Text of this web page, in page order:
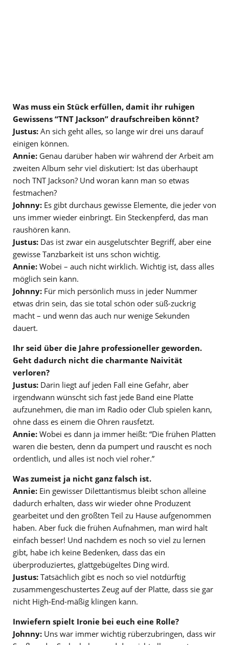
Was muss ein Stück erfüllen, damit ihr ruhigen
Gewissens “TNT Jackson” draufschreiben könnt?
Justus: An sich geht alles, so lange wir drei uns darauf
einigen können.
Annie: Genau darüber haben wir während der Arbeit am
zweiten Album sehr viel diskutiert: Ist das überhaupt
noch TNT Jackson? Und woran kann man so etwas
festmachen?
Johnny: Es gibt durchaus gewisse Elemente, die jeder von
uns immer wieder einbringt. Ein Steckenpferd, das man
raushören kann.
Justus: Das ist zwar ein ausgelutschter Begriff, aber eine
gewisse Tanzbarkeit ist uns schon wichtig.
Annie: Wobei – auch nicht wirklich. Wichtig ist, dass alles
möglich sein kann.
Johnny: Für mich persönlich muss in jeder Nummer
etwas drin sein, das sie total schön oder süß-zuckrig
macht – und wenn das auch nur wenige Sekunden
dauert.
Ihr seid über die Jahre professioneller geworden.
Geht dadurch nicht die charmante Naivität
verloren?
Justus: Darin liegt auf jeden Fall eine Gefahr, aber
irgendwann wünscht sich fast jede Band eine Platte
aufzunehmen, die man im Radio oder Club spielen kann,
ohne dass es einem die Ohren rausfetzt.
Annie: Wobei es dann ja immer heißt: “Die frühen Platten
waren die besten, denn da pumpert und rauscht es noch
ordentlich, und alles ist noch viel roher.”
Was zumeist ja nicht ganz falsch ist.
Annie: Ein gewisser Dilettantismus bleibt schon alleine
dadurch erhalten, dass wir wieder ohne Produzent
gearbeitet und den größten Teil zu Hause aufgenommen
haben. Aber fuck die frühen Aufnahmen, man wird halt
einfach besser! Und nachdem es noch so viel zu lernen
gibt, habe ich keine Bedenken, dass das ein
überproduziertes, glattgebügeltes Ding wird.
Justus: Tatsächlich gibt es noch so viel notdürftig
zusammengeschustertes Zeug auf der Platte, dass sie gar
nicht High-End-mäßig klingen kann.
Inwiefern spielt Ironie bei euch eine Rolle?
Johnny: Uns war immer wichtig rüberzubringen, dass wir